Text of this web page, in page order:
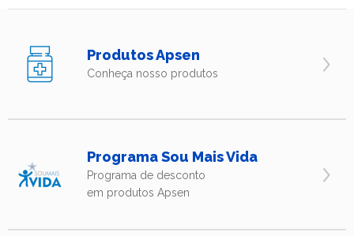
Produtos Apsen
Conheça nosso produtos
Programa Sou Mais Vida
Programa de desconto
em produtos Apsen